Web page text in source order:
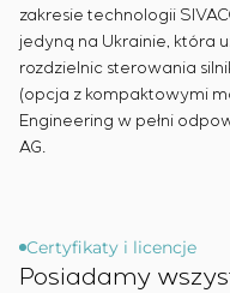
zakresie technologii
jedyną na Ukrainie, która
rozdzielnic sterowania
(opcja z kompaktowymi
Engineering w pełni
AG.
Certyfikaty i licencje
Posiadamy